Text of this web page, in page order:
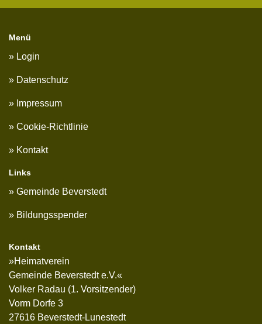
Menü
Login
Datenschutz
Impressum
Cookie-Richtlinie
Kontakt
Links
Gemeinde Beverstedt
Bildungsspender
Kontakt
»Heimatverein
Gemeinde Beverstedt e.V.«
Volker Radau (1. Vorsitzender)
Vorm Dorfe 3
27616 Beverstedt-Lunestedt